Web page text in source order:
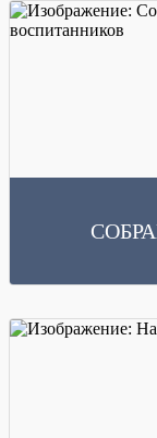
9 июня 2026 года в
поступающих